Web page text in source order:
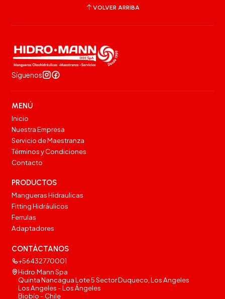
VOLVER ARRIBA
Síguenos
MENÚ
Inicio
Nuestra Empresa
Servicio de Maestranza
Términos y Condiciones
Contacto
PRODUCTOS
Mangueras Hidraulicas
Fitting Hidráulicos
Ferrulas
Adaptadores
CONTÁCTANOS
+56432770001
Hidro·Mann Spa
Quinta Nancagua Lote 5 Sector Duqueco, Los Angeles
Los Angeles - Los Ángeles
Biobío - Chile